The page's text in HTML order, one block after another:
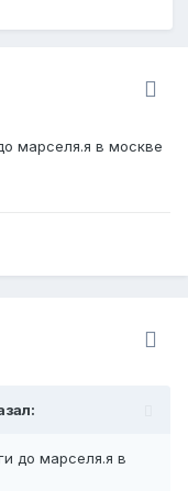
марселя.я в москве
до марселя.я в